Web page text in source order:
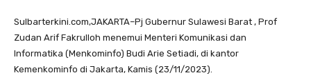
Sulbarterkini.com,JAKARTA–Pj Gubernur Sulawesi Barat , Prof
Zudan Arif Fakrulloh menemui Menteri Komunikasi dan
Informatika (Menkominfo) Budi Arie Setiadi, di kantor
Kemenkominfo di Jakarta, Kamis (23/11/2023).